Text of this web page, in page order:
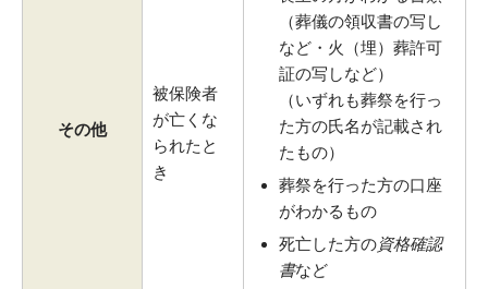
その他
被保険者
が亡くな
られたと
き
（葬儀の領収書の写し
など・火（埋）葬許可
証の写しなど）
（いずれも葬祭を行っ
た方の氏名が記載され
たもの）
葬祭を行った方の口座
がわかるもの
死亡した方の資格確認
書など